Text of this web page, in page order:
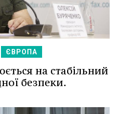
ЄВРОПА
на стабільний
безпеки.